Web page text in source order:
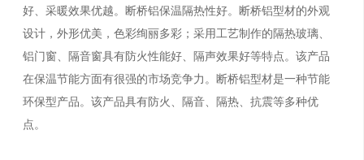
好、采暖效果优越。断桥铝保温隔热性好。断桥铝型材的外观
设计，外形优美，色彩绚丽多彩；采用工艺制作的隔热玻璃、
铝门窗、隔音窗具有防火性能好、隔声效果好等特点。该产品
在保温节能方面有很强的市场竞争力。断桥铝型材是一种节能
环保型产品。该产品具有防火、隔音、隔热、抗震等多种优
点。